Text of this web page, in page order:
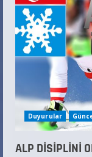
Duyurular
ALP DİSİPLİNİ